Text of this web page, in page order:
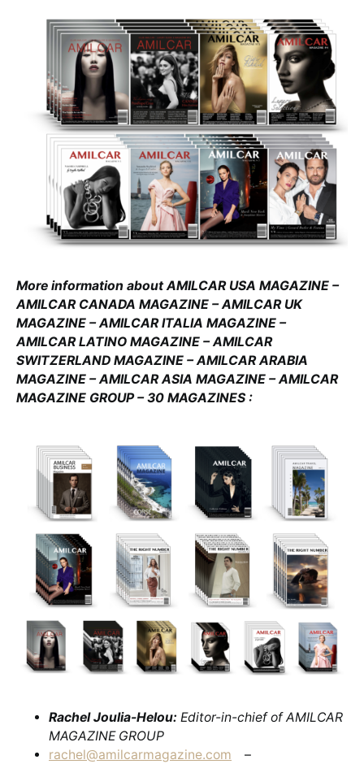
More information about AMILCAR USA MAGAZINE –
AMILCAR CANADA MAGAZINE – AMILCAR UK
MAGAZINE – AMILCAR ITALIA MAGAZINE –
AMILCAR LATINO MAGAZINE – AMILCAR
SWITZERLAND MAGAZINE – AMILCAR ARABIA
MAGAZINE – AMILCAR ASIA MAGAZINE – AMILCAR
MAGAZINE GROUP – 30 MAGAZINES :
Rachel Joulia-Helou: Editor-in-chief of AMILCAR
MAGAZINE GROUP
rachel@amilcarmagazine.com –